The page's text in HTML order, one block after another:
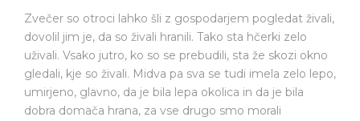
Zvečer so otroci lahko šli z gospodarjem pogledat živali,
dovolil jim je, da so živali hranili. Tako sta hčerki zelo
uživali. Vsako jutro, ko so se prebudili, sta že skozi okno
gledali, kje so živali. Midva pa sva se tudi imela zelo lepo,
umirjeno, glavno, da je bila lepa okolica in da je bila
dobra domača hrana, za vse drugo smo morali